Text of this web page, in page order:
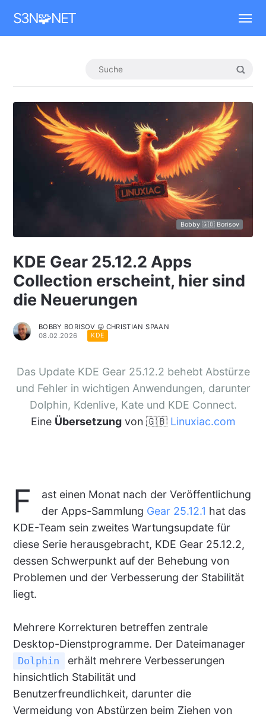
S3N🧩NET
Bobby 🇬🇧 Borisov
KDE Gear 25.12.2 Apps
Collection erscheint, hier sind
die Neuerungen
BOBBY BORISOV 😛 CHRISTIAN SPAAN
08.02.2026
KDE
Das Update KDE Gear 25.12.2 behebt Abstürze
und Fehler in wichtigen Anwendungen, darunter
Dolphin, Kdenlive, Kate und KDE Connect.
Eine Übersetzungvon 🇬🇧 Linuxiac.com
F
ast einen Monat nach der Veröffentlichung
der Apps-Sammlung Gear 25.12.1 hat das
KDE-Team sein zweites Wartungsupdate für
diese Serie herausgebracht, KDE Gear 25.12.2,
dessen Schwerpunkt auf der Behebung von
Problemen und der Verbesserung der Stabilität
liegt.
Mehrere Korrekturen betreffen zentrale
Desktop-Dienstprogramme. Der Dateimanager
Dolphin
erhält mehrere Verbesserungen
hinsichtlich Stabilität und
Benutzerfreundlichkeit, darunter die
Vermeidung von Abstürzen beim Ziehen von